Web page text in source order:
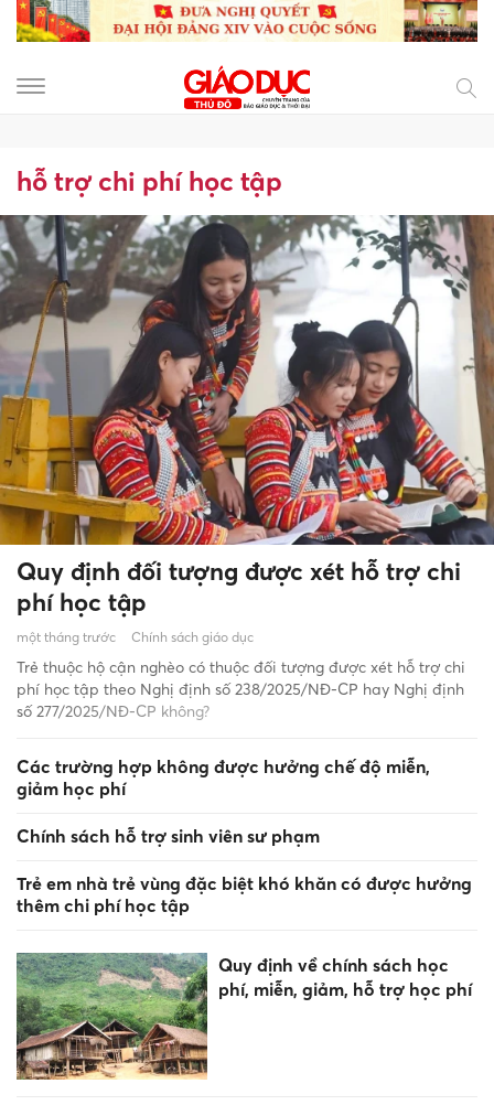
hỗ trợ chi phí học tập
Quy định đối tượng được xét hỗ trợ chi
phí học tập
một tháng trước Chính sách giáo dục
Trẻ thuộc hộ cận nghèo có thuộc đối tượng được xét hỗ trợ chi
phí học tập theo Nghị định số 238/2025/NĐ-CP hay Nghị định
số 277/2025/NĐ-CP không?
Các trường hợp không được hưởng chế độ miễn,
giảm học phí
Chính sách hỗ trợ sinh viên sư phạm
Trẻ em nhà trẻ vùng đặc biệt khó khăn có được hưởng
thêm chi phí học tập
Quy định về chính sách học
phí, miễn, giảm, hỗ trợ học phí